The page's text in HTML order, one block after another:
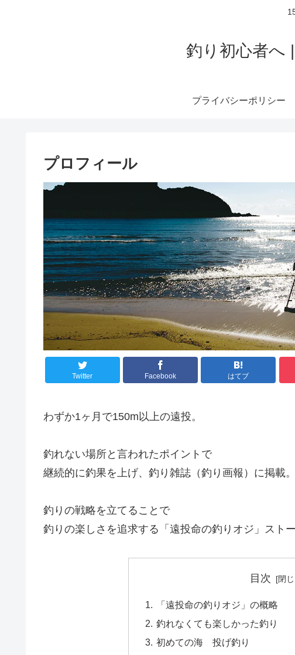
釣り初心者へ
プライバシーポリシー
プロフィール
Twitter Facebook はてブ
わずか1ヶ月で150m以上の遠投。
釣れない場所と言われたポイントで
継続的に釣果を上げ、釣り雑誌（釣り画報）に掲載。
釣りの戦略を立てることで
釣りの楽しさを追求する「遠投命の釣りオジ」スト
目次
「遠投命の釣りオジ」の概略
釣れなくても楽しかった釣り
初めての海 投げ釣り